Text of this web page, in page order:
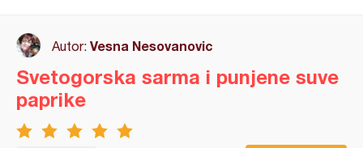
Autor: Vesna Nesovanovic
Svetogorska sarma i punjene suve
paprike